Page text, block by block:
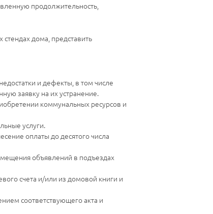
продолжительность,
дома, представить
и дефекты, в том числе
заявку на их устранение.
коммунальных ресурсов и
услуги.
оплаты до десятого числа
объявлений в подъездах
счета и/или из домовой книги и
соответствующего акта и